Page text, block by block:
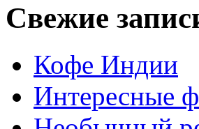
Свежие
Кофе Индии
Интересные